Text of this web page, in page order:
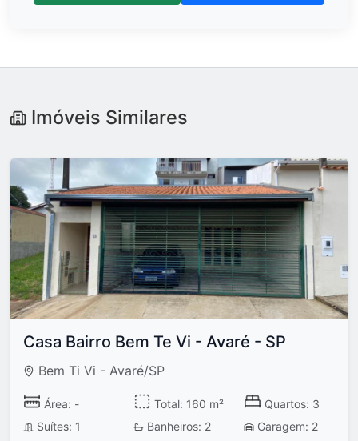
Imóveis Similares
Casa Bairro Bem Te Vi - Avaré - SP
Bem Ti Vi - Avaré/SP
Área: - Total: 160 m²
Quartos: 3
Suítes: 1
Banheiros: 2 Garagem: 2